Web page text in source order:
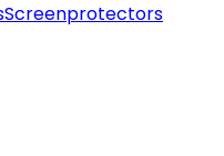
Screenprotectors